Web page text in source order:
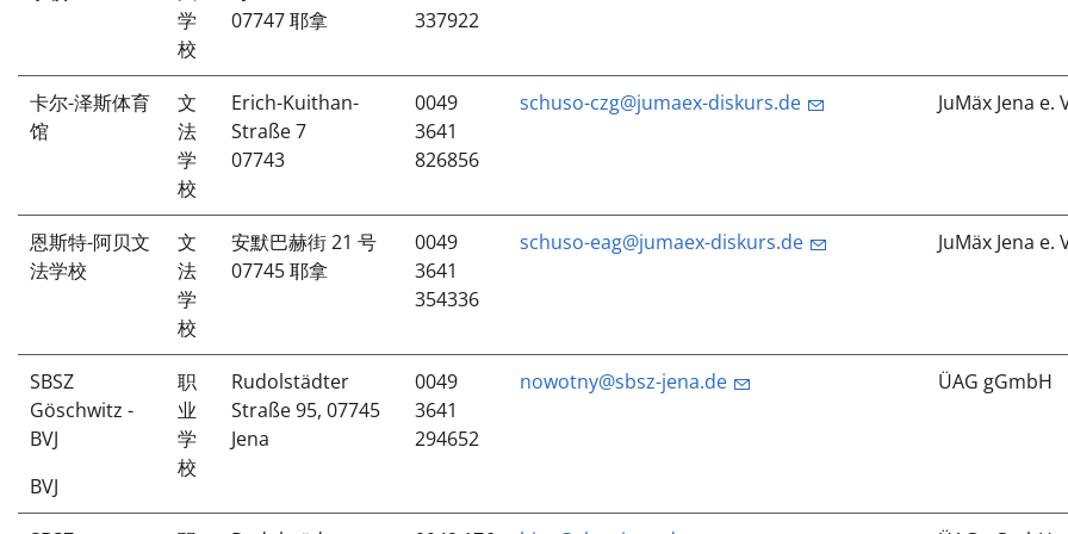
学
校
07747 耶拿
337922
卡尔-泽斯体育
馆
文
法
学
校
Erich-Kuithan-
Straße 7
07743
0049
3641
826856
schuso-czg@jumaex-diskurs.de JuMäx Jena e.
恩斯特-阿贝文
法学校
文
法
学
校
安默巴赫街 21 号
07745 耶拿
0049
3641
354336
schuso-eag@jumaex-diskurs.de JuMäx Jena e.
SBSZ
Göschwitz -
BVJ
BVJ
职
业
学
校
Rudolstädter
Straße 95, 07745
Jena
0049
3641
294652
nowotny@sbsz-jena.de ÜAG gGmbH